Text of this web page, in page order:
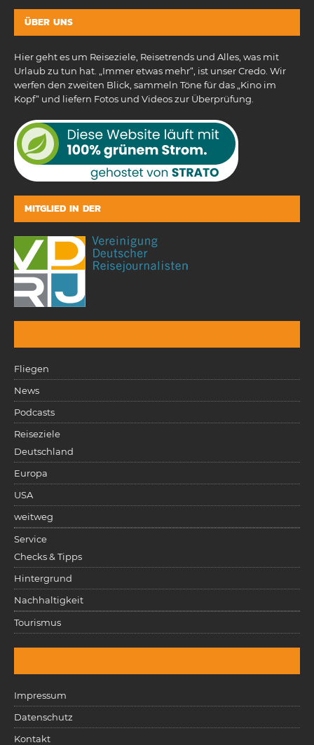
ÜBER UNS
Hier geht es um Reiseziele, Reisetrends und Alles, was mit
Urlaub zu tun hat. „Immer etwas mehr“, ist unser Credo. Wir
werfen den zweiten Blick, sammeln Töne für das „Kino im
Kopf“ und liefern Fotos und Videos zur Überprüfung.
MITGLIED IN DER
Fliegen
News
Podcasts
Reiseziele
Deutschland
Europa
USA
weitweg
Service
Checks & Tipps
Hintergrund
Nachhaltigkeit
Tourismus
Impressum
Datenschutz
Kontakt